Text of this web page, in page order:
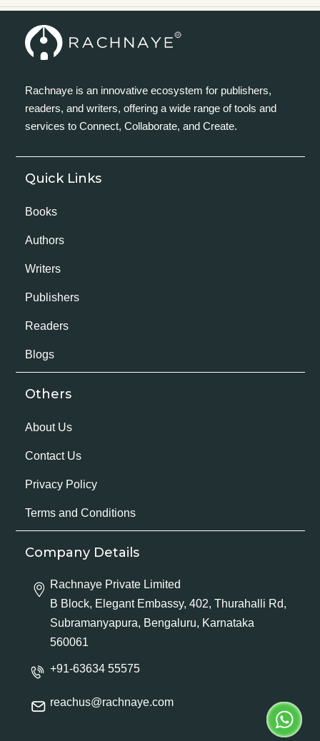
Rachnaye is an innovative ecosystem for publishers,
readers, and writers, offering a wide range of tools and
services to Connect, Collaborate, and Create.
Quick Links
Books
Authors
Writers
Publishers
Readers
Blogs
Others
About Us
Contact Us
Privacy Policy
Terms and Conditions
Company Details
Rachnaye Private Limited
B Block, Elegant Embassy, 402, Thurahalli Rd,
Subramanyapura, Bengaluru, Karnataka
560061
+91-63634 55575
reachus@rachnaye.com